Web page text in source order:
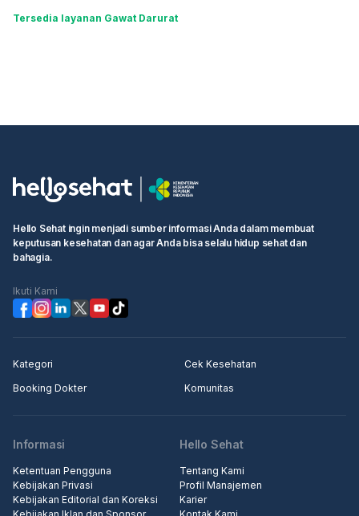
Tersedia layanan Gawat Darurat
Hello Sehat ingin menjadi sumber informasi Anda dalam membuat
keputusan kesehatan dan agar Anda bisa selalu hidup sehat dan
bahagia.
Ikuti Kami
Kategori
Cek Kesehatan
Booking Dokter
Komunitas
Informasi
Ketentuan Pengguna
Kebijakan Privasi
Kebijakan Editorial dan Koreksi
Hello Sehat
Tentang Kami
Profil Manajemen
Karier